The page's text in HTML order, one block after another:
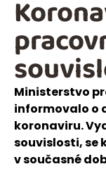
Ministerstvo
informovalo o
koronaviru.
souvislosti, se
v současné